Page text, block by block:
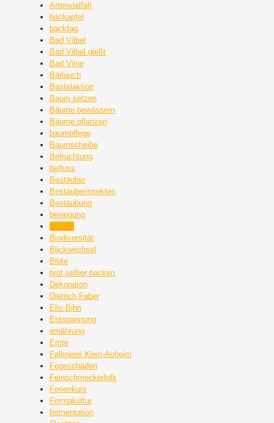
Artenvielfalt
backapfel
backtag
Bad Vilbel
Bad Vilbel gießt
Bad Vilne
Bärlauch
Bastelaktion
Baum setzen
Bäume bewässern
Bäume pflanzen
baumpflege
Baumscheibe
Befruchtung
beifuss
Bestäuber
Bestäuberinsekten
Bestäubung
bewegung
Biodiversität
Blickwechsel
Blüte
brot selber backen
Dekoration
Dietrich Faber
Elis Bihn
Entspannung
ernährung
Ernte
Falknerei Klein-Auheim
Fegeschäden
Feinschmeckerfolk
Ferienkurs
Fermakultur
fermentation